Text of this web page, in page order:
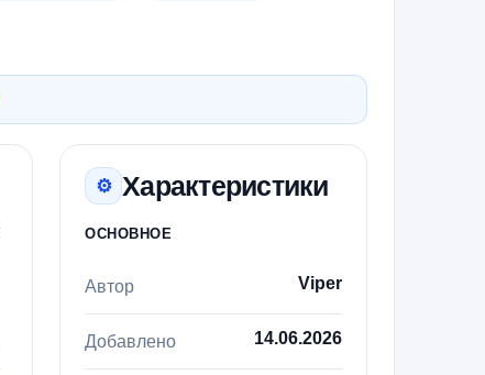
⚙ Характеристики
ОСНОВНОЕ
Автор Viper
Добавлено 14.06.2026